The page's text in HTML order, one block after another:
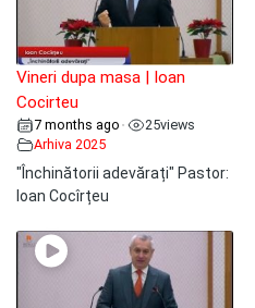
Vineri dupa masa | Ioan
Cocirteu
7 months ago • 25views
Arhiva 2025
"Închinătorii adevărați" Pastor:
Ioan Cocîrțeu